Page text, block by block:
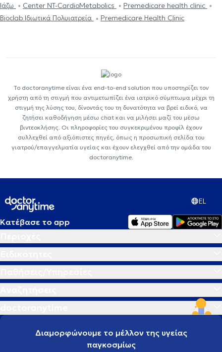
Ιάζω
Center NT-CardioMetabolics
Premedicare health clinic
Bioclab Ιδιωτικά Πολυιατρεία
Premedicare Health Clinic
Το doctoranytime είναι ένα end-to-end solution που υποστηρίζει τον
χρήστη από τη στιγμή που αντιμετωπίζει ένα ιατρικό σύμπτωμα μέχρι τη
στιγμή της λύσης του, δίνοντάς του τη δυνατότητα να βρεί ειδικό, να
ζητήσει καθοδήγηση μέσω chat και να μιλήσει μαζί του μέσω
βιντεοκλήσης. Οι πληροφορίες του συγκεκριμένου προφίλ έχουν
συλλεχθεί από αξιόπιστες πηγές, όπως η προσωπική σελίδα του
γιατρού/επαγγελματία υγείας και έχουν ελεγχθεί από την ομάδα του
doctoranytime.
EL
Κατέβασε το app
Διαμορφώνουμε το μέλλον της υγείας
παγκοσμίως